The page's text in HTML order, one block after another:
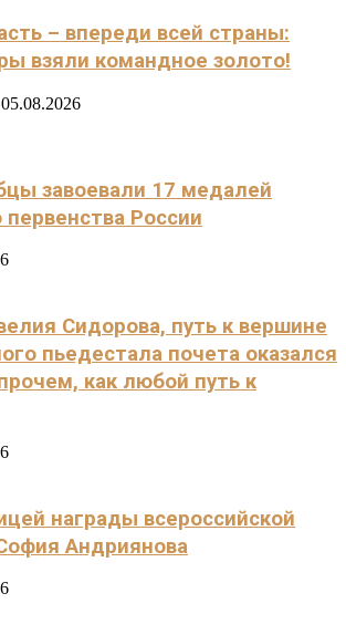
– впереди всей страны:
взяли командное золото!
05.08.2026
завоевали 17 медалей
России
Сидорова, путь к вершине
пьедестала почета оказался
как любой путь к
награды всероссийской
Андриянова